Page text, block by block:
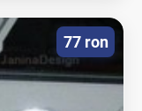
77 ron